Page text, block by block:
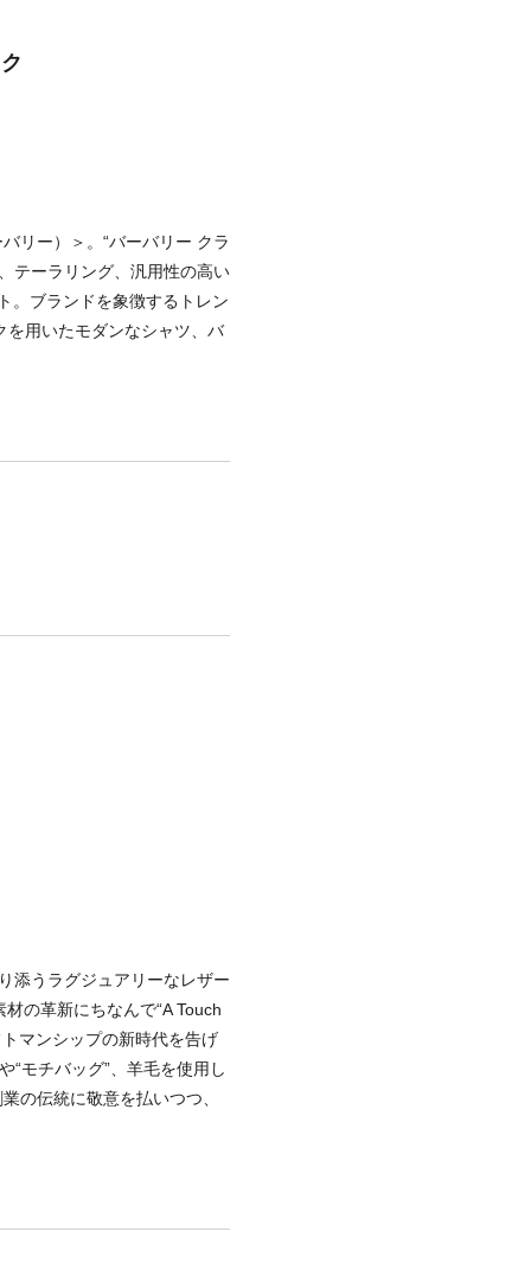
リー）＞。“バーバリー クラ
テーラリング、汎用性の高い
。ブランドを象徴するトレン
を用いたモダンなシャツ、バ
添うラグジュアリーなレザー
の革新にちなんで“A Touch
マンシップの新時代を告げ
“モチバッグ”、羊毛を使用し
の伝統に敬意を払いつつ、